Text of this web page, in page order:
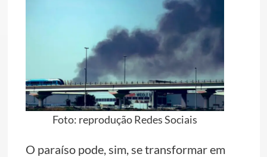
Foto: reprodução Redes Sociais
O paraíso pode, sim, se transformar em